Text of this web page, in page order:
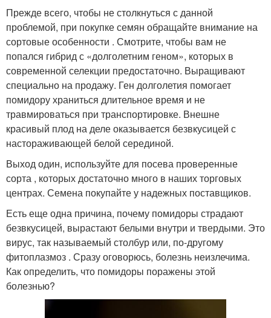
Прежде всего, чтобы не столкнуться с данной
проблемой, при покупке семян обращайте внимание на
сортовые особенности . Смотрите, чтобы вам не
попался гибрид с «долголетним геном», которых в
современной селекции предостаточно. Выращивают
специально на продажу. Ген долголетия помогает
помидору храниться длительное время и не
травмироваться при транспортировке. Внешне
красивый плод на деле оказывается безвкусицей с
настораживающей белой серединой.
Выход один, используйте для посева проверенные
сорта , которых достаточно много в наших торговых
центрах. Семена покупайте у надежных поставщиков.
Есть еще одна причина, почему помидоры страдают
безвкусицей, вырастают белыми внутри и твердыми. Это
вирус, так называемый столбур или, по-другому
фитоплазмоз . Сразу оговорюсь, болезнь неизлечима.
Как определить, что помидоры поражены этой
болезнью?